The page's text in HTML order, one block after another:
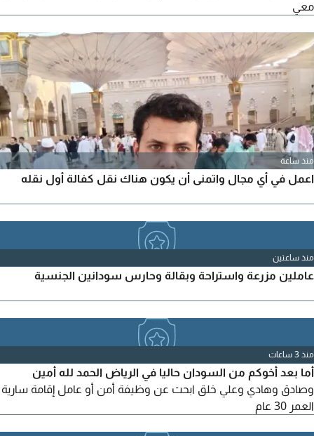
معي
منذ ساعة
اعمل في أي مجال واتمنى أن يكون هناك نقل كفالة أول نقله
منذ ساعتين
عاملين مزرعة واستراحة وبقالة وحارس سودانين الجنسية
منذ 3 ساعات
أما بعد أخوكم من السودان حاليا في الرياض الحمد لله أمين
وصادق وهادي وعلي خلق ابحث عن وظيفة أمن أو عامل إقامة سارية
العمر 30 عام